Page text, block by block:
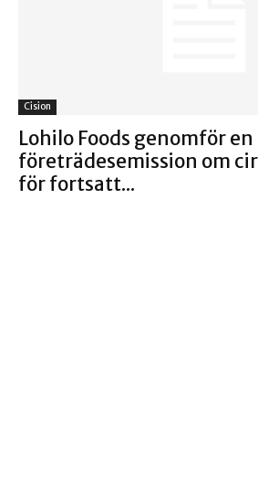
Cision
Lohilo Foods genomför en
företrädesemission om
för fortsatt...